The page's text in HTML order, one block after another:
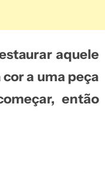
aquele
a uma peça
então